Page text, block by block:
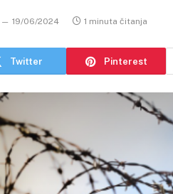
19/06/2024 1 minuta čitanja
Twitter Pinterest